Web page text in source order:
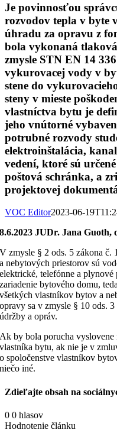
Je povinnosťou
rozvodov tepla v byte
úhradu za opravu z
bola vykonaná
zmysle STN EN 14
vykurovacej vody v
stene do
steny v mieste
vlastníctva bytu je
jeho vnútorné
potrubné rozvody
elektroinštalácia,
vedení, ktoré sú
poštová schránka, a
projektovej
VOC Editor2023-06-
8.6.2023 JUDr. Jana
V zmysle § 2 ods. 5 zákona
a nebytových priestorov sú
elektrické, telefónne a
zariadenie bytového domu,
všetkých vlastníkov bytov a
opravy sa v zmysle § 10 ods.
údržby a opráv.
Ak by bola porucha vyslovene
vlastníka bytu, ak nie je v
o spoločenstve vlastníkov
niečo iné.
Zdieľajte obsah na
Facebook
X
Reddit
LinkedIn
WhatsApp
Tumblr
Pinterest
Vk
Email
0 0 hlasov
Hodnotenie článku